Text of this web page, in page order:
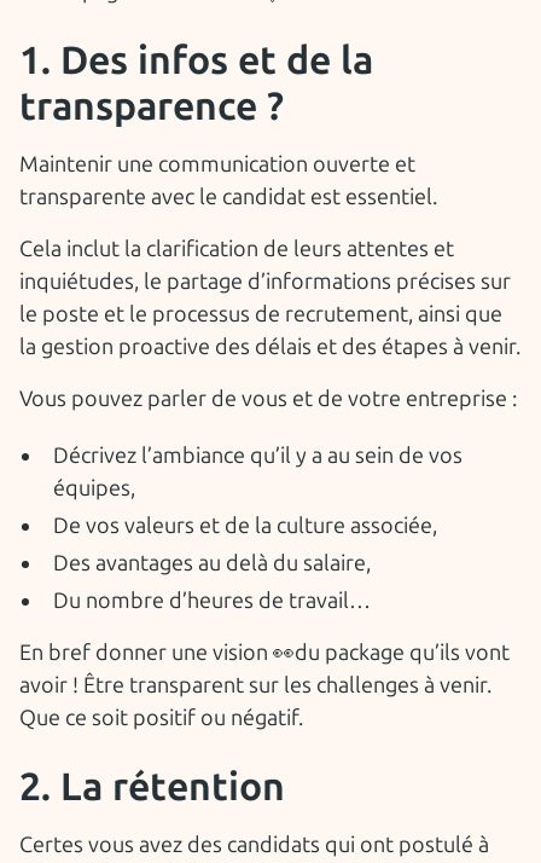
1. Des infos et de la
transparence ?
Maintenir une communication ouverte et
transparente avec le candidat est essentiel.
Cela inclut la clarification de leurs attentes et
inquiétudes, le partage d’informations précises sur
le poste et le processus de recrutement, ainsi que
la gestion proactive des délais et des étapes à venir.
Vous pouvez parler de vous et de votre entreprise :
Décrivez l’ambiance qu’il y a au sein de vos
équipes,
De vos valeurs et de la culture associée,
Des avantages au delà du salaire,
Du nombre d’heures de travail…
En bref donner une vision 👀du package qu’ils vont
avoir ! Être transparent sur les challenges à venir.
Que ce soit positif ou négatif.
2. La rétention
Certes vous avez des candidats qui ont postulé à